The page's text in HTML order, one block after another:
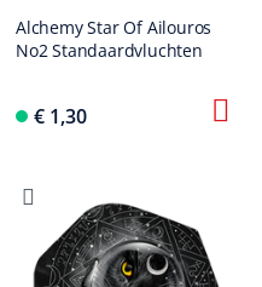
Alchemy Star Of Ailouros
No2 Standaardvluchten
€ 1,30